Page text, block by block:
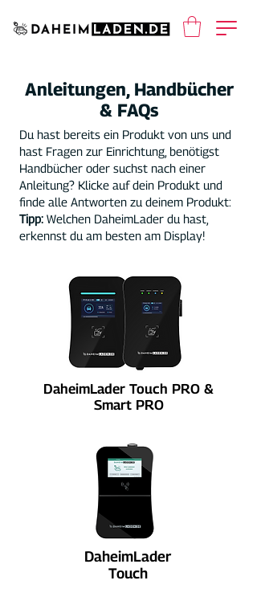
Anleitungen, Handbücher
& FAQs
Du hast bereits ein Produkt von uns und
hast Fragen zur Einrichtung, benötigst
Handbücher oder suchst nach einer
Anleitung? Klicke auf dein Produkt und
finde alle Antworten zu deinem Produkt:
Tipp: Welchen DaheimLader du hast,
erkennst du am besten am Display!
DaheimLader Touch PRO &
Smart PRO
DaheimLader
Touch